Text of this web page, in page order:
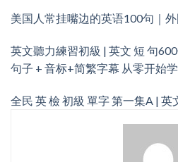
美国人常挂嘴边的英语100句｜
英文聽力練習初級 | 英文 短 句
句子 + 音标+简繁字幕 从零开始
全民 英 檢 初級 單字 第一集A | 英